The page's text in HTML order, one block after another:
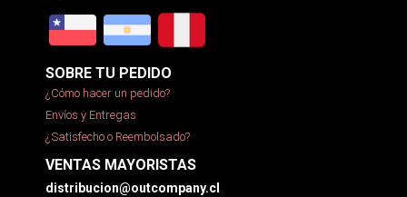
SOBRE TU PEDIDO
¿Cómo hacer un pedido?
Envíos y Entregas
¿Satisfecho o Reembolsado?
VENTAS MAYORISTAS
distribucion@outcompany.cl